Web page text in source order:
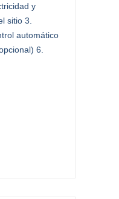
y
sitio 3.
automático
6.